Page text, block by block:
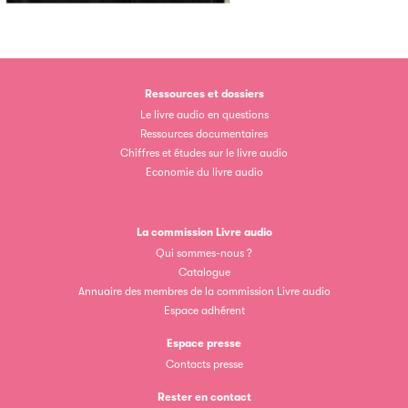
Ressources et dossiers
Le livre audio en questions
Ressources documentaires
Chiffres et études sur le livre audio
Economie du livre audio
La commission Livre audio
Qui sommes-nous ?
Catalogue
Annuaire des membres de la commission Livre audio
Espace adhérent
Espace presse
Contacts presse
Rester en contact
Les petits champions de la lecture
Le jeu de lecture à voix haute gratuit et ouvert à tous les
enfants de CM1 et de CM2.